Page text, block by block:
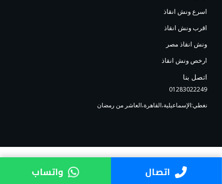
اسرع ونش انقاذ
اقرب ونش انقاذ
ونش انقاذ مصر
ارخص ونش انقاذ
اتصل بنا
01283022249
نغطي:الإسماعيلية،القاهرة،العاشر من رمضان
اتصال واتساب